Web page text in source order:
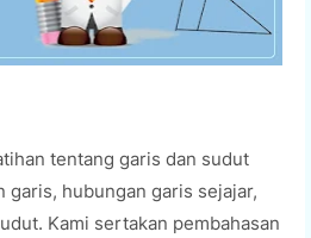
tentang garis dan sudut
garis, hubungan garis sejajar,
Kami sertakan pembahasan